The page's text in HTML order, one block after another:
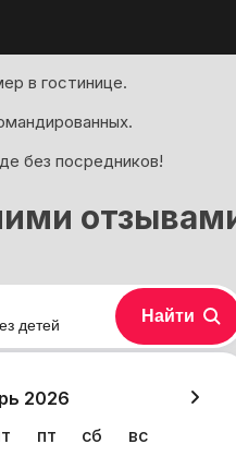
в гостинице.
без посредников!
2026
пт сб вс
детей Найти